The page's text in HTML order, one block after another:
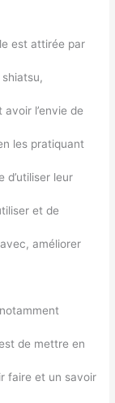
est attirée par
l’envie de
les pratiquant
d’utiliser leur
et de
améliorer
de mettre en
faire et un savoir